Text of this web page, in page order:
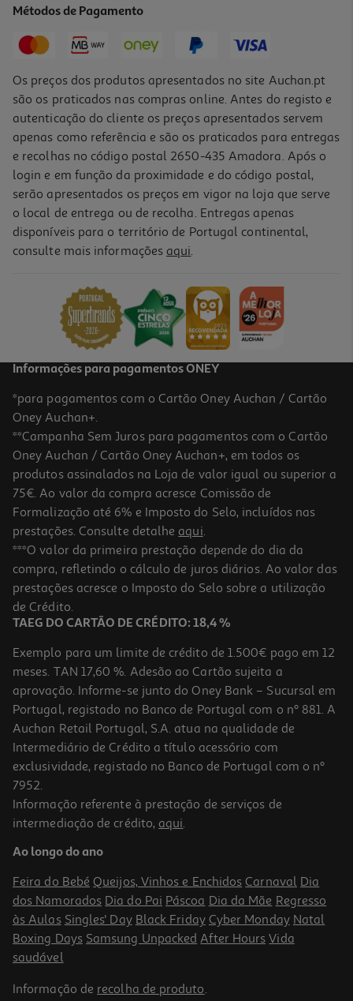
Métodos de Pagamento
Os preços dos produtos apresentados no site Auchan.pt
são os praticados nas compras online. Antes do registo e
autenticação do cliente os preços apresentados servem
apenas como referência e são os praticados para entregas
e recolhas no código postal 2650-435 Amadora. Após o
login e em função da proximidade e do código postal,
serão apresentados os preços em vigor na loja que serve
o local de entrega ou de recolha. Entregas apenas
disponíveis para o território de Portugal continental,
consulte mais informações aqui.
Informações para pagamentos ONEY
*para pagamentos com o Cartão Oney Auchan / Cartão
Oney Auchan+.
**Campanha Sem Juros para pagamentos com o Cartão
Oney Auchan / Cartão Oney Auchan+, em todos os
produtos assinalados na Loja de valor igual ou superior a
75€. Ao valor da compra acresce Comissão de
Formalização até 6% e Imposto do Selo, incluídos nas
prestações. Consulte detalhe aqui.
***O valor da primeira prestação depende do dia da
compra, refletindo o cálculo de juros diários. Ao valor das
prestações acresce o Imposto do Selo sobre a utilização
de Crédito.
TAEG DO CARTÃO DE CRÉDITO: 18,4 %
Exemplo para um limite de crédito de 1.500€ pago em 12
meses. TAN 17,60 %. Adesão ao Cartão sujeita a
aprovação. Informe-se junto do Oney Bank – Sucursal em
Portugal, registado no Banco de Portugal com o nº 881. A
Auchan Retail Portugal, S.A. atua na qualidade de
Intermediário de Crédito a título acessório com
exclusividade, registado no Banco de Portugal com o nº
7952.
Informação referente à prestação de serviços de
intermediação de crédito, aqui.
Ao longo do ano
Feira do Bebé Queijos, Vinhos e Enchidos Carnaval Dia
dos Namorados Dia do Pai Páscoa Dia da Mãe Regresso
às Aulas Singles' Day Black Friday Cyber Monday Natal
Boxing Days Samsung Unpacked After Hours Vida
saudável
Informação de recolha de produto.